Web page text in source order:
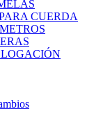
CUERDA